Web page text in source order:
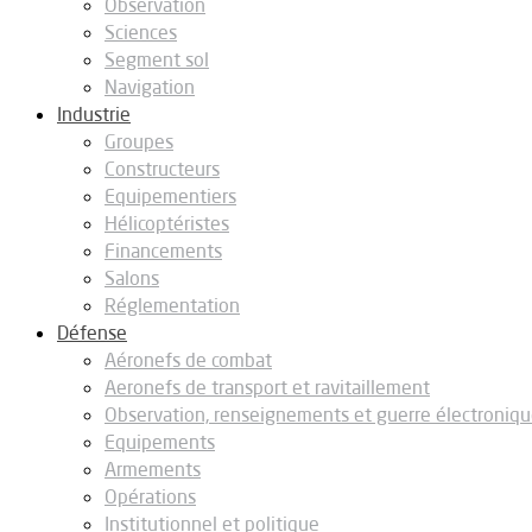
Observation
Sciences
Segment sol
Navigation
Industrie
Groupes
Constructeurs
Equipementiers
Hélicoptéristes
Financements
Salons
Réglementation
Défense
Aéronefs de combat
Aeronefs de transport et ravitaillement
Observation, renseignements et guerre
Equipements
Armements
Opérations
Institutionnel et politique